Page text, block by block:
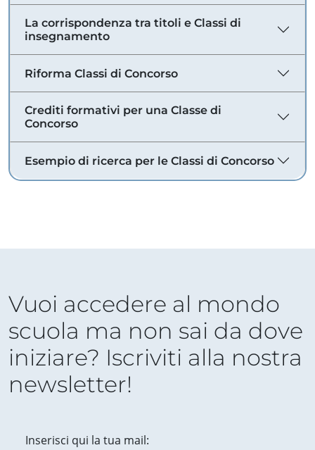
La corrispondenza tra titoli e Classi di
insegnamento
Riforma Classi di Concorso
Crediti formativi per una Classe di
Concorso
Esempio di ricerca per le Classi di Concorso
Vuoi accedere al mondo
scuola ma non sai da dove
iniziare? Iscriviti alla nostra
newsletter!
Inserisci qui la tua mail: